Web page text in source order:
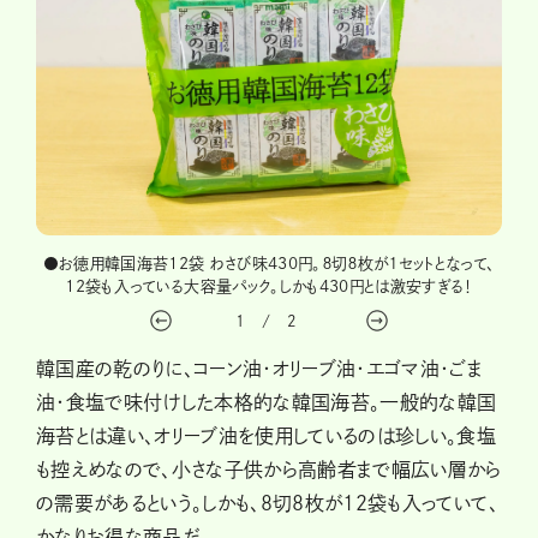
●お徳用韓国海苔12袋 わさび味430円。８切８枚が１セットとなって、
12袋も入っている大容量パック。しかも430円とは激安すぎる！
1 / 2
韓国産の乾のりに、コーン油・オリーブ油・エゴマ油・ごま
油・食塩で味付けした本格的な韓国海苔。一般的な韓国
海苔とは違い、オリーブ油を使用しているのは珍しい。食塩
も控えめなので、小さな子供から高齢者まで幅広い層から
の需要があるという。しかも、８切８枚が12袋も入っていて、